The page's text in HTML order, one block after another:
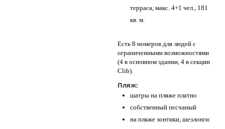
терраса, макс. 4+1 чел., 181
кв. м.
Есть 8 номеров для людей с
ограниченными возможностями
(4 в основном здании, 4 в секции
Clib).
Пляж:
шатры на пляже платно
собственный песчаный
на пляже зонтики, шезлонги: